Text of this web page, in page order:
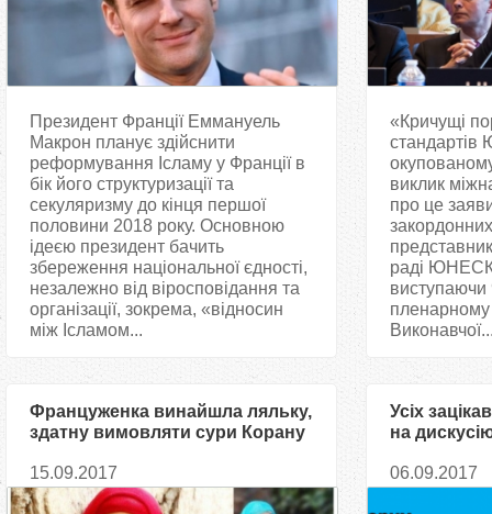
Президент Франції Еммануель
Макрон планує здійснити
реформування Ісламу у Франції в
бік його структуризації та
секуляризму до кінця першої
половини 2018 року. Основною
ідеєю президент бачить
збереження національної єдності,
незалежно від віросповідання та
організації, зокрема, «відносин
між Ісламом...
«Кричущі
виклик
про це
раді
пленарному
Француженка винайшла ляльку,
здатну вимовляти сури Корану
15.09.2017
Усіх
на
06.09.2017